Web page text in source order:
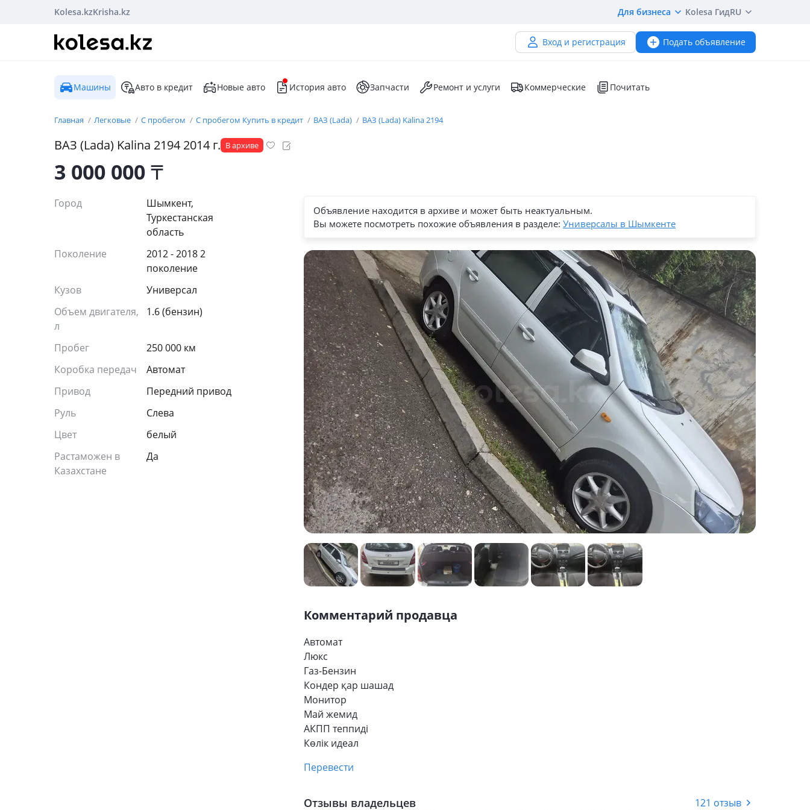
Kolesa.kzKrisha.kz Для бизнеса Kolesa ГидRU
Вход и регистрация Подать объявление
Машины Авто в кредит Новые авто История авто Запчасти Ремонт и услуги Коммерческие Почитать
Главная Легковые С пробегом С пробегом Купить в кредит ВАЗ (Lada) ВАЗ (Lada) Kalina 2194
ВАЗ (Lada) Kalina 2194 2014 г. В архиве
3 000 000₸
Город
Шымкент,
Туркестанская
область
Поколение
2012 - 2018 2
поколение
Кузов
Универсал
Объем двигателя,
л
1.6 (бензин)
Пробег
250 000 км
Коробка передач
Автомат
Привод
Передний привод
Руль
Слева
Цвет
белый
Растаможен в
Казахстане
Да
Объявление находится в архиве и может быть неактуальным.
Вы можете посмотреть похожие объявления в разделе: Универсалы в Шымкенте
Комментарий продавца
Автомат
Люкс
Газ-Бензин
Кондер қар шашад
Монитор
Май жемид
АКПП теппиді
Көлік идеал
Перевести
Отзывы владельцев 121 отзыв